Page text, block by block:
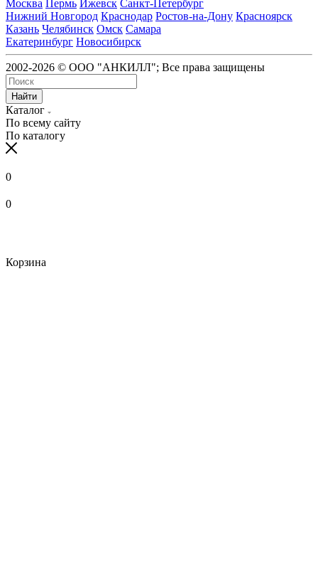
Москва Пермь Ижевск Санкт-Петербург
Нижний Новгород Краснодар Ростов-на-Дону Красноярск
Казань Челябинск Омск Самара
Екатеринбург Новосибирск
2002-2026 © ООО "АНКИЛЛ"; Все права защищены
Найти
Каталог
По всему сайту
По каталогу
0
0
Корзина